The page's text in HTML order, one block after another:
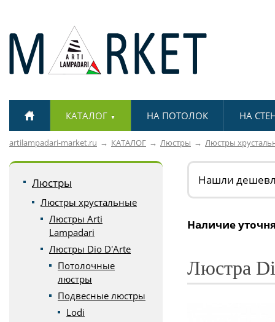
КАТАЛОГ ▼ НА ПОТОЛОК НА
artilampadari-market.ru КАТАЛОГ Люстры Люстры
Люстры
Люстры хрустальные
Люстры Arti
Lampadari
Люстры Dio D'Arte
Потолочные
люстры
Подвесные люстры
Lodi
Нашли
Наличие
Люстра